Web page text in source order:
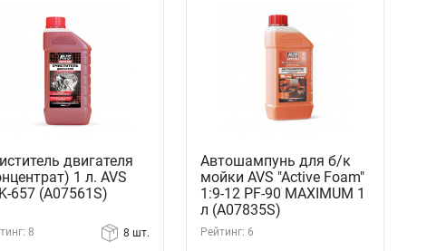
двигателя
1 л. AVS
657 (A07561S)
8 8 шт.
Автошампунь для б/к
мойки AVS "Active Foam"
1:9-12 PF-90 MAXIMUM 1
л (A07835S)
Рейтинг: 6